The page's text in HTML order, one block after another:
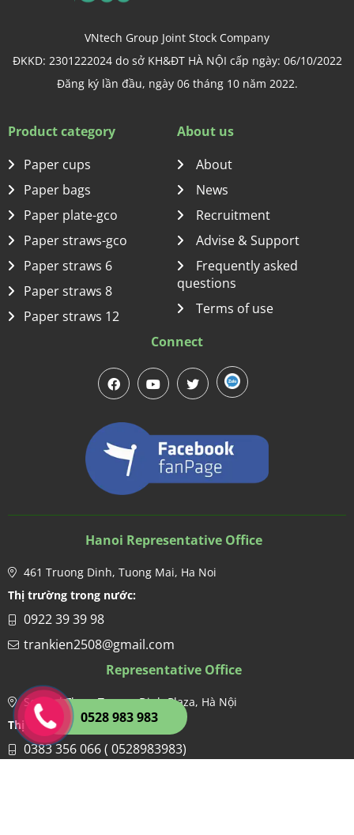
VNtech Group Joint Stock Company
ĐKKD: 2301222024 do sở KH&ĐT HÀ NỘI cấp ngày: 06/10/2022
Đăng ký lần đầu, ngày 06 tháng 10 năm 2022.
Product category
Paper cups
Paper bags
Paper plate-gco
Paper straws-gco
Paper straws 6
Paper straws 8
Paper straws 12
About us
About
News
Recruitment
Advise & Support
Frequently asked
questions
Terms of use
Connect
Hanoi Representative Office
461 Truong Dinh, Tuong Mai, Ha Noi
Thị trường trong nước:
0922 39 39 98
trankien2508@gmail.com
Representative Office
Second Floor, Truong Dinh Plaza, Hà Nội
Thị trường nước ngoài:
0383 356 066 ( 0528983983)
0528 983 983